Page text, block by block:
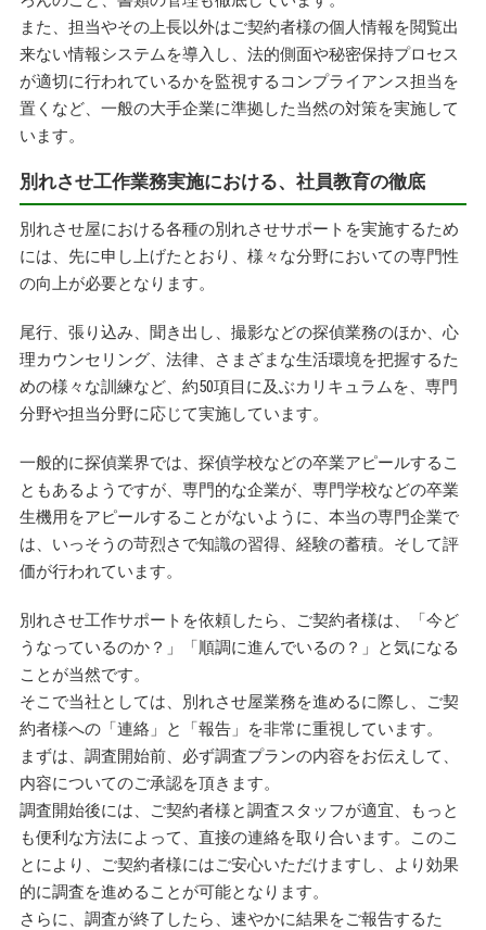
また、担当やその上長以外はご契約者様の個人情報を閲覧出
来ない情報システムを導入し、法的側面や秘密保持プロセス
が適切に行われているかを監視するコンプライアンス担当を
置くなど、一般の大手企業に準拠した当然の対策を実施して
います。
別れさせ工作業務実施における、社員教育の徹底
別れさせ屋における各種の別れさせサポートを実施するため
には、先に申し上げたとおり、様々な分野においての専門性
の向上が必要となります。
尾行、張り込み、聞き出し、撮影などの探偵業務のほか、心
理カウンセリング、法律、さまざまな生活環境を把握するた
めの様々な訓練など、約50項目に及ぶカリキュラムを、専門
分野や担当分野に応じて実施しています。
一般的に探偵業界では、探偵学校などの卒業アピールするこ
ともあるようですが、専門的な企業が、専門学校などの卒業
生機用をアピールすることがないように、本当の専門企業で
は、いっそうの苛烈さで知識の習得、経験の蓄積。そして評
価が行われています。
別れさせ工作サポートを依頼したら、ご契約者様は、「今ど
うなっているのか？」「順調に進んでいるの？」と気になる
ことが当然です。
そこで当社としては、別れさせ屋業務を進めるに際し、ご契
約者様への「連絡」と「報告」を非常に重視しています。
まずは、調査開始前、必ず調査プランの内容をお伝えして、
内容についてのご承認を頂きます。
調査開始後には、ご契約者様と調査スタッフが適宜、もっと
も便利な方法によって、直接の連絡を取り合います。このこ
とにより、ご契約者様にはご安心いただけますし、より効果
的に調査を進めることが可能となります。
さらに、調査が終了したら、速やかに結果をご報告するた